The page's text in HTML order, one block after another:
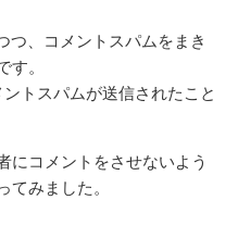
つ、コメントスパムをまき
す。
トスパムが送信されたこと
にコメントをさせないよう
てみました。